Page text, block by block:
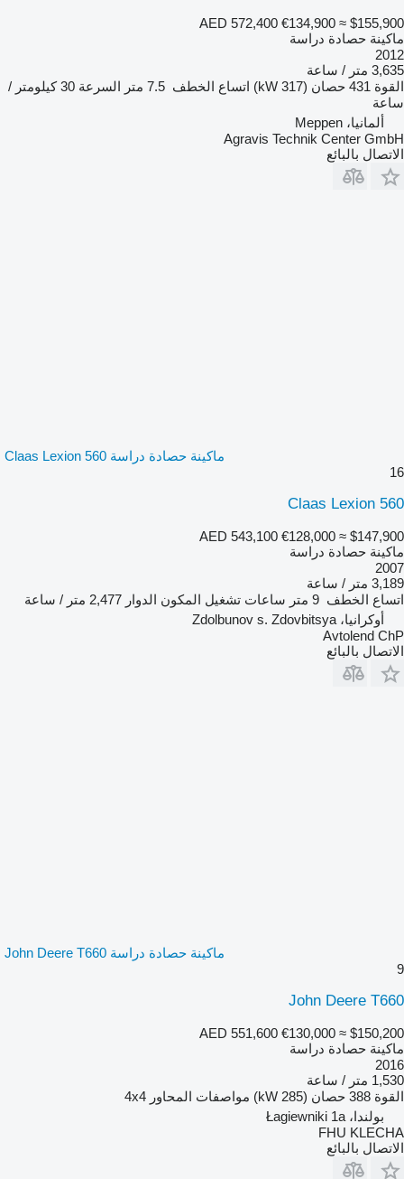
AED 572,400 €134,900 ≈ $155,900
ماكينة حصادة دراسة
2012
3,635 متر / ساعة
القوة 431 حصان (317 kW) اتساع الخطف 7.5 متر السرعة
30 كيلومتر /
ساعة
ألمانيا، Meppen
Agravis Technik Center GmbH
الاتصال بالبائع
ماكينة حصادة دراسة Claas Lexion 560
16
Claas Lexion 560
AED 543,100 €128,000 ≈ $147,900
ماكينة حصادة دراسة
2007
3,189 متر / ساعة
اتساع الخطف 9 متر ساعات تشغيل المكون الدوار 2,477 متر / ساعة
أوكرانيا، Zdolbunov s. Zdovbitsya
Avtolend ChP
الاتصال بالبائع
ماكينة حصادة دراسة John Deere T660
9
John Deere T660
AED 551,600 €130,000 ≈ $150,200
ماكينة حصادة دراسة
2016
1,530 متر / ساعة
القوة 388 حصان (285 kW) مواصفات المحاور 4x4
بولندا، Łagiewniki 1a
FHU KLECHA
الاتصال بالبائع